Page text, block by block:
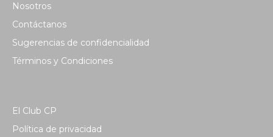
Nosotros
Contáctanos
Sugerencias de confidencialidad
Términos y Condiciones
El Club CP
Política de privacidad